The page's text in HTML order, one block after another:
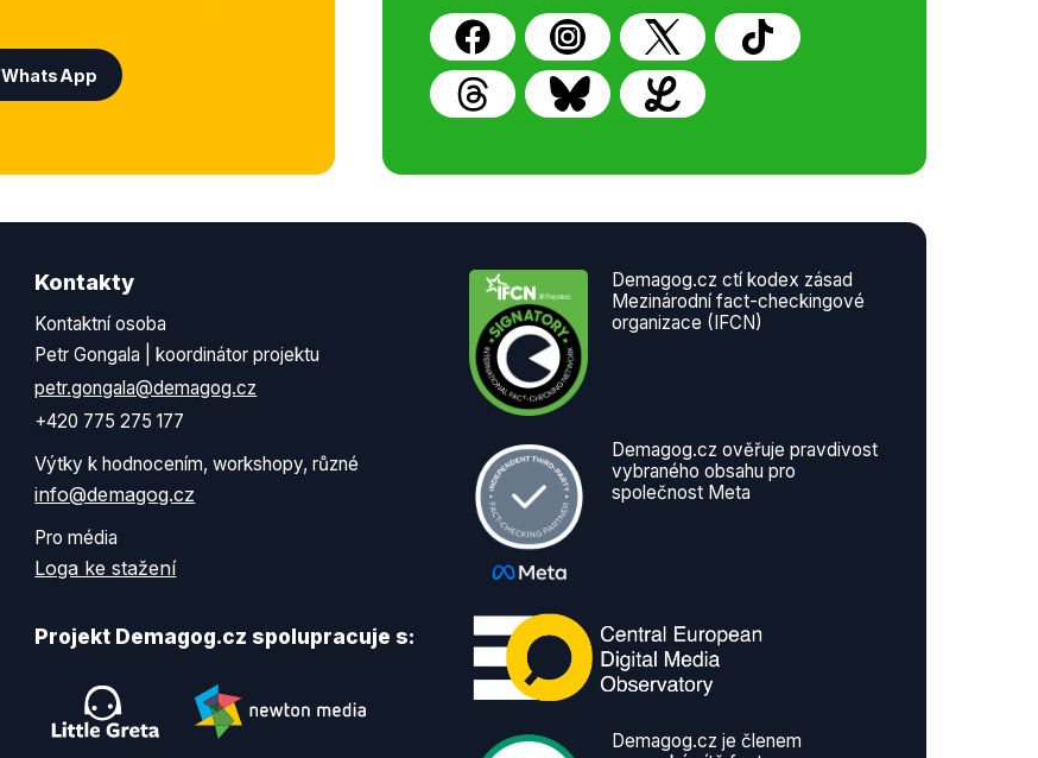
WhatsApp
Kontakty
Kontaktní osoba
Petr Gongala | koordinátor projektu
petr.gongala@demagog.cz
+420 775 275 177
Výtky k hodnocením, workshopy, různé
info@demagog.cz
Pro média
Loga ke stažení
Projekt Demagog.cz spolupracuje s:
Demagog.cz ctí kodex zásad
Mezinárodní fact-checkingové
organizace (IFCN)
Demagog.cz ověřuje pravdivost
vybraného obsahu pro
společnost Meta
Demagog.cz je členem